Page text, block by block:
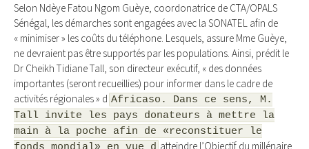
Selon Ndèye Fatou Ngom Guèye, coordonatrice de CTA/OPALS
Sénégal, les démarches sont engagées avec la SONATEL afin de
« minimiser » les coûts du téléphone. Lesquels, assure Mme Guèye,
ne devraient pas être supportés par les populations. Ainsi, prédit le
Dr Cheikh Tidiane Tall, son directeur exécutif, « des données
importantes (seront recueillies) pour informer dans le cadre de
activités régionales » d Africaso. Dans ce sens, M.
Tall invite les pays donateurs à mettre la
main à la poche afin de «reconstituer le
atteindre l’Objectif du millénaire